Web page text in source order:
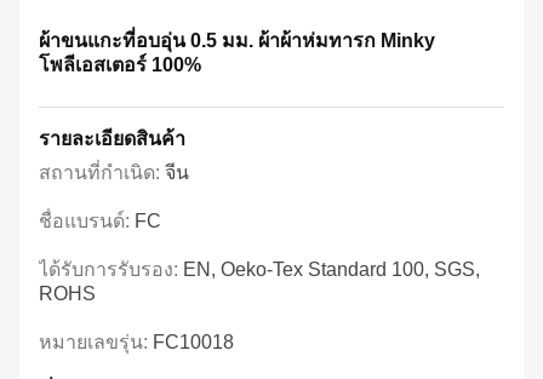
ผ้าขนแกะที่อบอุ่น 0.5 มม. ผ้าผ้าห่มทารก Minky
โพลีเอสเตอร์ 100%
รายละเอียดสินค้า
สถานที่กำเนิด: จีน
ชื่อแบรนด์: FC
ได้รับการรับรอง: EN, Oeko-Tex Standard 100, SGS,
ROHS
หมายเลขรุ่น: FC10018